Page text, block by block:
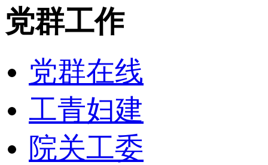
党群工作
党群在线
工青妇建
院关工委